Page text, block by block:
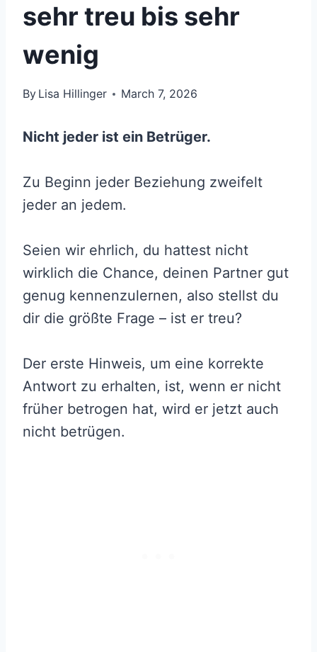
sehr treu bis sehr
wenig
By Lisa Hillinger March 7, 2026
Nicht jeder ist ein Betrüger.
Zu Beginn jeder Beziehung zweifelt
jeder an jedem.
Seien wir ehrlich, du hattest nicht
wirklich die Chance, deinen Partner gut
genug kennenzulernen, also stellst du
dir die größte Frage – ist er treu?
Der erste Hinweis, um eine korrekte
Antwort zu erhalten, ist, wenn er nicht
früher betrogen hat, wird er jetzt auch
nicht betrügen.